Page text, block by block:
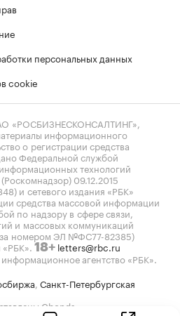
персональных данных
cookie
«РОСБИЗНЕСКОНСАЛТИНГ»,
информационного
о регистрации средства
Федеральной службой
технологий
09.12.2015
и сетевого издания «РБК»
средства массовой информации
по надзору в сфере связи,
и массовых коммуникаций
за номером ЭЛ №ФС77-82385)
18+ letters@rbc.ru
агентство «РБК».
Санкт-Петербургская
Cbonds.